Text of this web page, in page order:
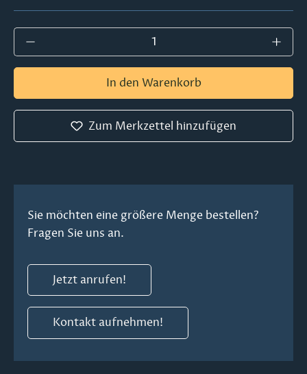
Produkt Anzahl: Gib den gewünschten
In den Warenkorb
Zum Merkzettel hinzufügen
Sie möchten eine größere Menge bestellen?
Fragen Sie uns an.
Jetzt anrufen!
Kontakt aufnehmen!